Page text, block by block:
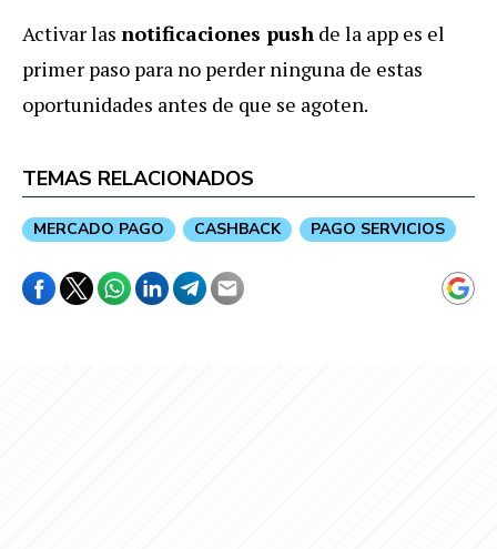
Activar las notificaciones push de la app es el
primer paso para no perder ninguna de estas
oportunidades antes de que se agoten.
TEMAS RELACIONADOS
MERCADO PAGO CASHBACK PAGO SERVICIOS